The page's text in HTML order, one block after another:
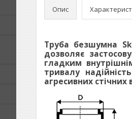
Опис
Труба безшумна
дозволяє
гладким
тривалу
агресивних стічних